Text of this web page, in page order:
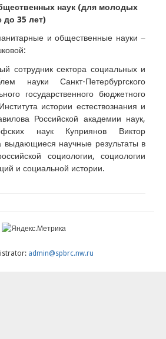
наук (для молодых
до 35 лет)
и общественные науки −
сотрудник сектора социальных и
науки Санкт-Петербургского
государственного бюджетного
истории естествознания и
Российской академии наук,
наук Куприянов Виктор
выдающиеся научные результаты в
социологии, социологии
и социальной истории.
admin@spbrc.nw.ru